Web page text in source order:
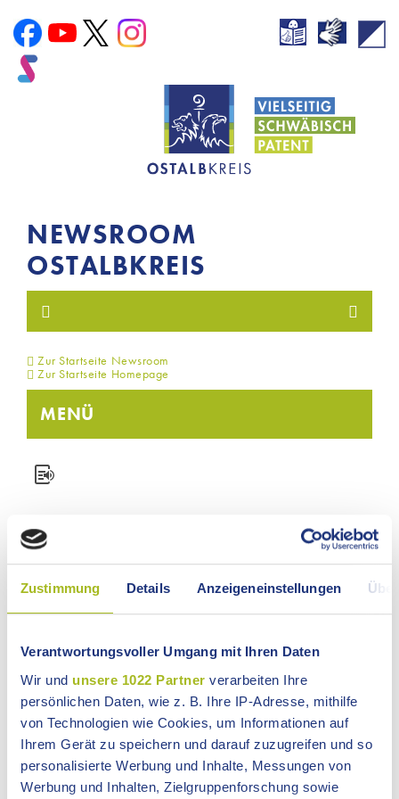
Zustimmung Details Anzeigeneinstellungen
Verantwortungsvoller Umgang mit Ihren Daten
Wir und unsere 1022 Partner verarbeiten Ihre
persönlichen Daten, wie z. B. Ihre IP-Adresse, mithilfe
von Technologien wie Cookies, um Informationen auf
Ihrem Gerät zu speichern und darauf zuzugreifen und so
personalisierte Werbung und Inhalte, Messungen von
Werbung und Inhalten, Zielgruppenforschung sowie
NEWSROOM
OSTALBKREIS
Zur Startseite Newsroom
Zur Startseite Homepage
MENÜ
Vom Turm zum Tor – Leben am Limes
Am 12. April geht es bereits zum dritten Mal in diesem
Jahr mit Limes-Cicerone Markus Schmid entlang des
Limes in Rainau vom Limesturm zum Limestor und wieder
retour. Dass römische Geschichte gut verpackt richtig
spannend und unterhaltsam sein kann, wird Markus
Schmid in den gut zwei Stunden der Führung mit
kurzweiligen Erklärungen unter Beweis stellen. Auf den